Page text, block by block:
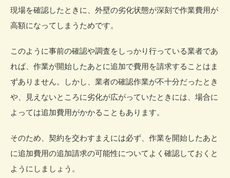
現場を確認したときに、 外壁の劣化状態が深刻で作業費用が
高額になってしまうためです。
このように事前の確認や調査をしっかり行っている業者であ
れば、作業が開始したあとに追加で費用を請求することはま
ずありません。しかし、業者の確認作業が不十分だったとき
や、見えないところに劣化が広がっていたときには、場合に
よっては追加費用がかかることもあります。
そのため、契約を交わすまえには必ず、作業を開始したあと
に追加費用の追加請求の可能性についてよく確認しておくと
ようにしましょう。